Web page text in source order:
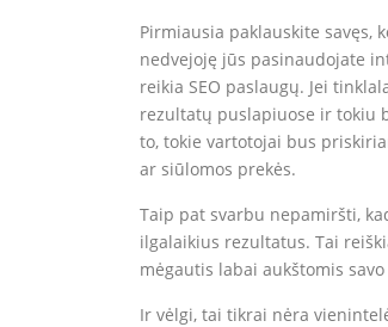
Pirmiausia paklauskite savęs,
nedvejoję jūs pasinaudojate
reikia SEO paslaugų. Jei
rezultatų puslapiuose ir tokiu
to, tokie vartotojai bus
ar siūlomos prekės.
Taip pat svarbu nepamiršti,
ilgalaikius rezultatus. Tai
mėgautis labai aukštomis
Ir vėlgi, tai tikrai nėra